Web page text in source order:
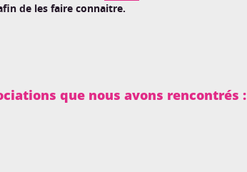
de les faire connaitre.
que nous avons rencontrés :